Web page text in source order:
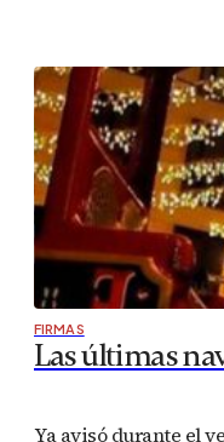
FIRMAS
Las últimas
Ya avisó durante el